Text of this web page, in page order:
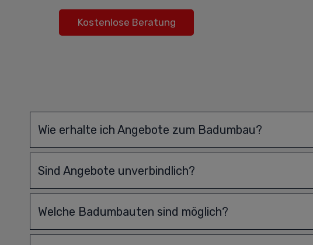
Kostenlose Beratung
Wie erhalte ich Angebote zum Badumbau?
Sind Angebote unverbindlich?
Welche Badumbauten sind möglich?